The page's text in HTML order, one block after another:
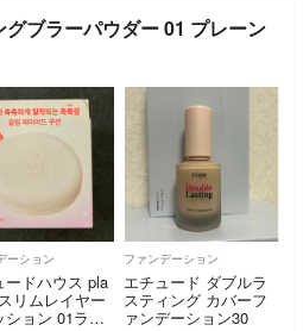
ブラーパウダー 01 プレーン
ーション
ードハウス pla
リムレイヤー
ション 01ライ
ファンデーション
エチュード ダブルラ
スティング カバーフ
ァンデーション30